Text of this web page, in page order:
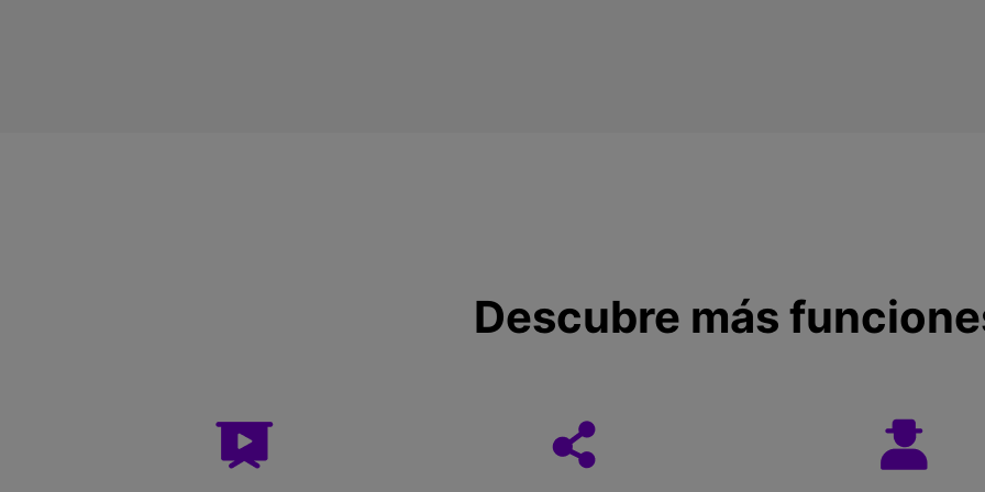
Descubre más